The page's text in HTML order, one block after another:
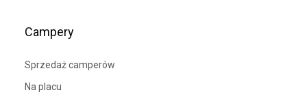
Campery
Sprzedaż camperów
Na placu